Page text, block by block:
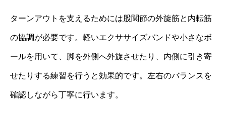
ターンアウトを支えるためには股関節の外旋筋と内転筋
の協調が必要です。軽いエクササイズバンドや小さなボ
ールを用いて、脚を外側へ外旋させたり、内側に引き寄
せたりする練習を行うと効果的です。左右のバランスを
確認しながら丁寧に行います。